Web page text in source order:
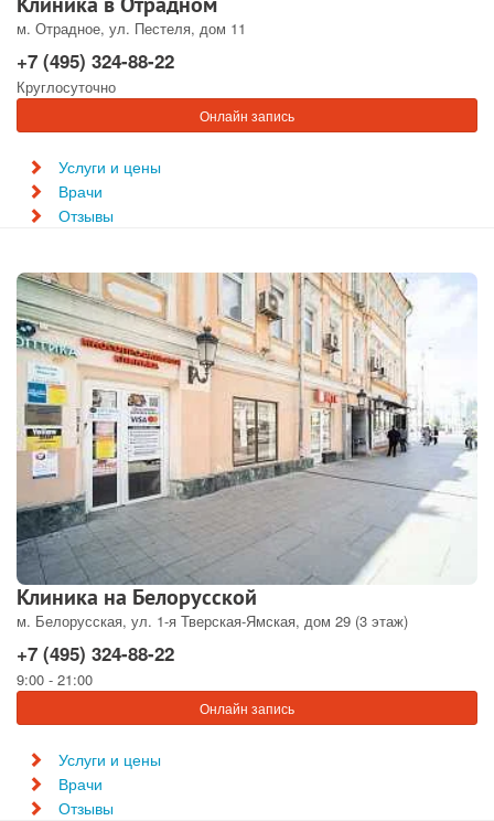
м. Отрадное, ул. Пестеля, дом 11
+7 (495) 324-88-22
Круглосуточно
Онлайн запись
Услуги и цены
Врачи
Отзывы
Клиника на Белорусской
м. Белорусская, ул. 1-я Тверская-Ямская, дом 29 (3 этаж)
+7 (495) 324-88-22
9:00 - 21:00
Онлайн запись
Услуги и цены
Врачи
Отзывы